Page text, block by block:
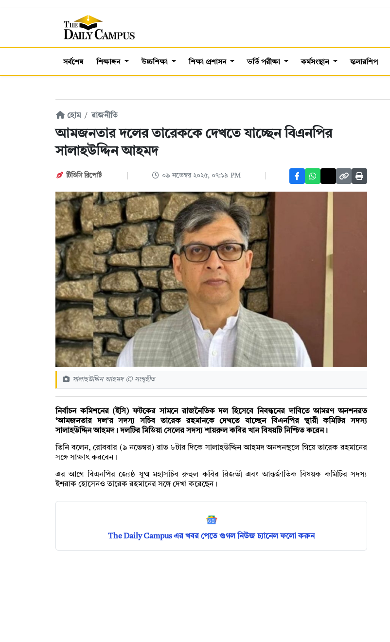
সর্বশেষ শিক্ষাঙ্গন উচ্চশিক্ষা শিক্ষা প্রশাসন ভর্তি পরীক্ষা কর্মসংস্থান স্কলারশিপ
হোম রাজনীতি
আমজনতার দলের তারেককে দেখতে যাচ্ছেন বিএনপির
সালাহউদ্দিন আহমদ
টিডিসি রিপোর্ট ০৯ নভেম্বর ২০২৫, ০৭:১৯ PM
সালাহউদ্দিন আহমদ © সংগৃহীত
নির্বাচন কমিশনের (ইসি) ফটকের সামনে রাজনৈতিক দল হিসেবে নিবন্ধনের দাবিতে আমরণ অনশনরত
‘আমজনতার দল’র সদস্য সচিব তারেক রহমানকে দেখতে যাচ্ছেন বিএনপির স্থায়ী কমিটির সদস্য
সালাহউদ্দিন আহমদ। দলটির মিডিয়া সেলের সদস্য শায়রুল কবির খান বিষয়টি নিশ্চিত করেন।
তিনি বলেন, রোববার (৯ নভেম্বর) রাত ৮টার দিকে সালাহউদ্দিন আহমদ অনশনস্থলে গিয়ে তারেক রহমানের
সঙ্গে সাক্ষাৎ করবেন।
এর আগে বিএনপির জ্যেষ্ঠ যুগ্ম মহাসচিব রুহুল কবির রিজভী এবং আন্তর্জাতিক বিষয়ক কমিটির সদস্য
ইশরাক হোসেনও তারেক রহমানের সঙ্গে দেখা করেছেন।
The Daily Campus এর খবর পেতে গুগল নিউজ চ্যানেল ফলো করুন